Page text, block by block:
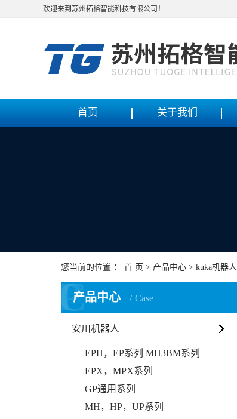
欢迎来到苏州拓格智能科技有限公司！
首页 关于我们
您当前的位置 ： 首 页 > 产品中心 > kuka机器人
产品中心 Case
P
C
安川机器人
EPH，EP系列 MH3BM系列
EPX，MPX系列
GP通用系列
MH，HP，UP系列